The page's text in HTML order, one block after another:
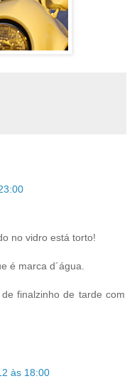
no vidro está torto!
é marca d´água.
finalzinho de tarde com
às 18:00